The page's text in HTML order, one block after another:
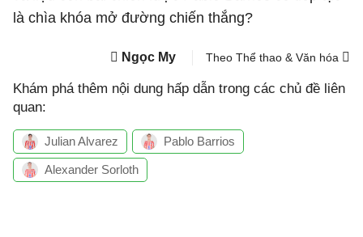
là chìa khóa mở đường chiến thắng?
Ngọc My Theo Thể thao & Văn hóa
Khám phá thêm nội dung hấp dẫn trong các chủ đề liên
quan:
Julian Alvarez Pablo Barrios
Alexander Sorloth